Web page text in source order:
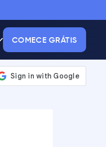
COMECE GRÁTIS